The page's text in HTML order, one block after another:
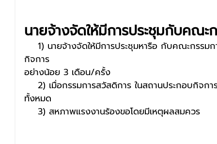
นายจ้างจัดให้มีการประชุมกับคณะ
กิจการ
อย่างน้อย 3 เดือน/ครั้ง
2) เมื่อกรรมการสวัสดิการ ในสถานประกอบกิจกา
ทั้งหมด
    3) สหภาพแรงงาน
ร้องขอโดยมีเหตุผลสมควร